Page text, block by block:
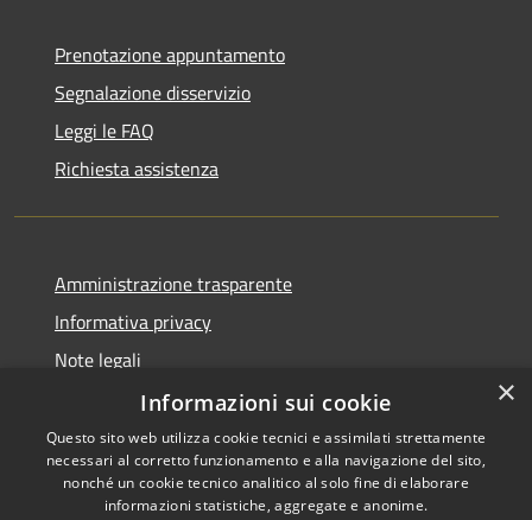
Prenotazione appuntamento
Segnalazione disservizio
Leggi le FAQ
Richiesta assistenza
Amministrazione trasparente
Informativa privacy
Note legali
Dichiarazione di accessibilità
×
Informazioni sui cookie
Questo sito web utilizza cookie tecnici e assimilati strettamente
necessari al corretto funzionamento e alla navigazione del sito,
nonché un cookie tecnico analitico al solo fine di elaborare
informazioni statistiche, aggregate e anonime.